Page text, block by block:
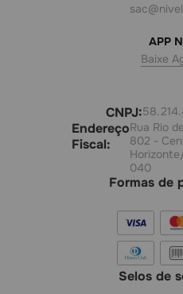
APP
Baixe
CNPJ:
Endereço
Fiscal:
Rua Rio
802 -
040
Formas de
Selos de